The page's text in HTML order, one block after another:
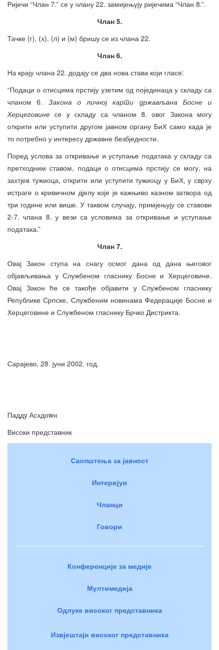
Ријечи “Члан 7.” се у члану 22. замијењују ријечима “Члан 8.”.
Члан 5.
Тачке (г), (х), (л) и (м) бришу се из члана 22.
Члан 6.
На крају члана 22. додају се два нова става који гласе:
“Подаци о отисцима прстију узетим од појединаца у складу са
чланом 6. Закона о личној карти држављана Босне и
Херцеговинесе у складу са чланом 8. овог Закона могу
открити или уступити другом јавном органу БиХ само када је
то потребно у интересу државне безбједности.
Поред услова за откривање и уступање података у складу са
претходним ставом, подаци о отисцима прстију се могу, на
захтјев тужиоца, открити или уступити тужиоцу у БиХ, у сврху
истраге о кривичном дјелу које је кажњиво казном затвора од
три године или више. У таквом случају, примјењују се ставови
2-7. члана 8. у вези са условима за откривање и уступање
података.”
Члан 7.
Овај Закон ступа на снагу осмог дана од дана његовог
објављивања у Службеном гласнику Босне и Херцеговине.
Овај Закон ће се такође објавити у Службеном гласнику
Републике Српске, Службеним новинама Федерације Босне и
Херцеговине и Службеном гласнику Брчко Дистрикта.
Сарајево, 28. јуни 2002. год.
Паддy Асхдоwн
Високи представник
Саопштења за јавност
Интервјуи
Чланци
Говори
Конференције за медије
Мултимедија
Одлуке високог представника
Извјештаји високог представника